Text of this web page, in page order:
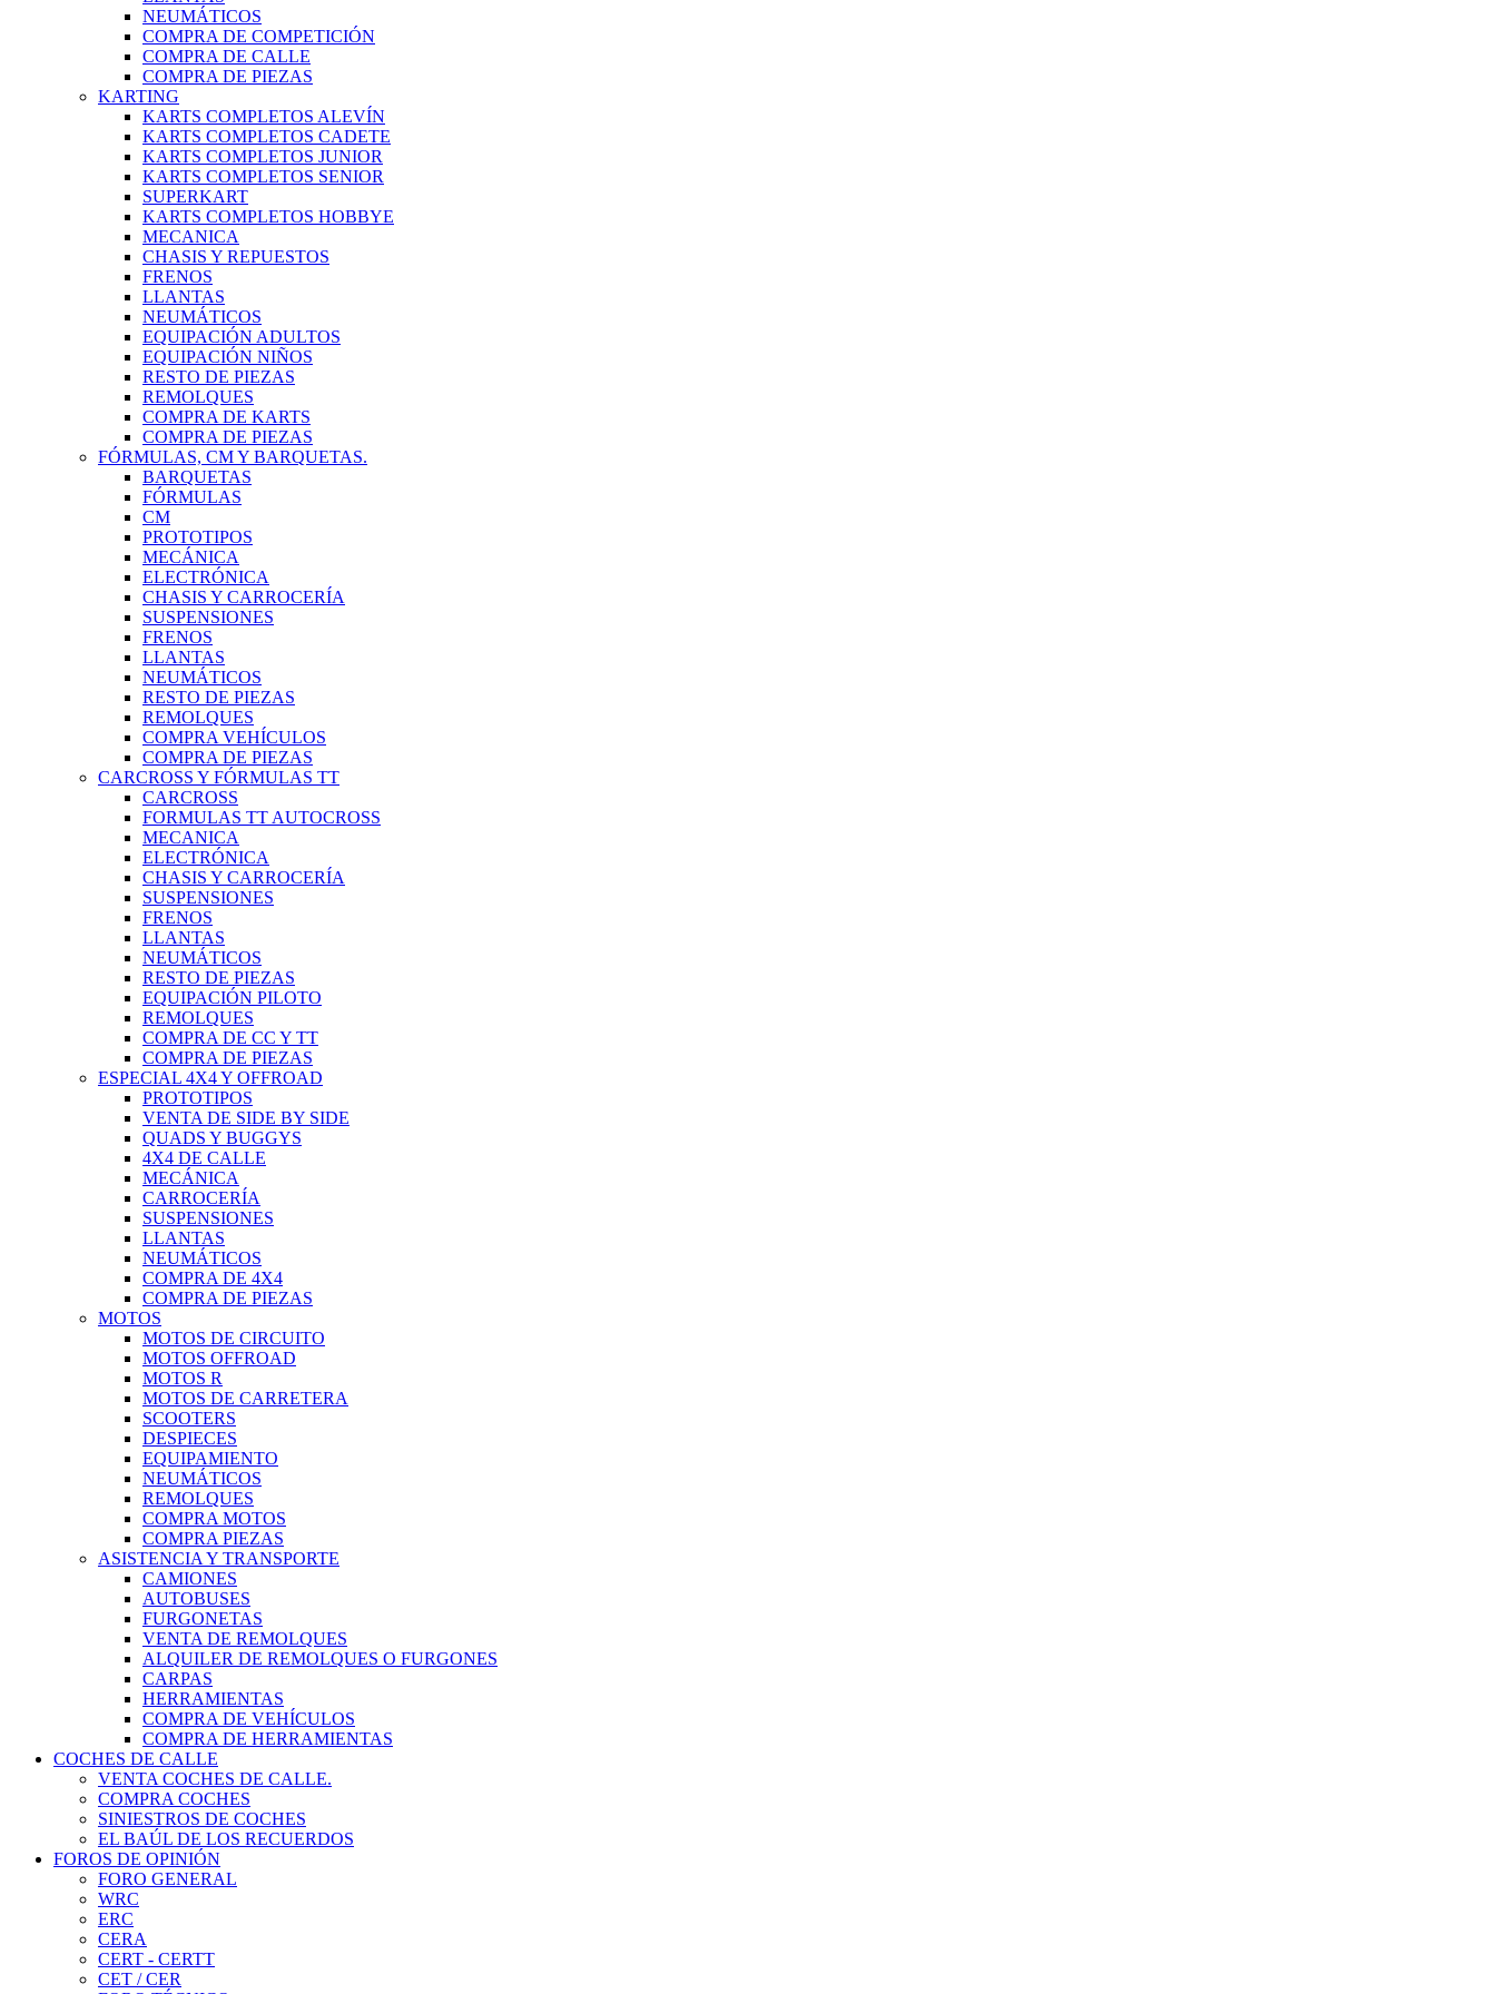
NEUMÁTICOS
COMPRA DE COMPETICIÓN
COMPRA DE CALLE
COMPRA DE PIEZAS
KARTING
KARTS COMPLETOS ALEVÍN
KARTS COMPLETOS CADETE
KARTS COMPLETOS JUNIOR
KARTS COMPLETOS SENIOR
SUPERKART
KARTS COMPLETOS HOBBYE
MECANICA
CHASIS Y REPUESTOS
FRENOS
LLANTAS
NEUMÁTICOS
EQUIPACIÓN ADULTOS
EQUIPACIÓN NIÑOS
RESTO DE PIEZAS
REMOLQUES
COMPRA DE KARTS
COMPRA DE PIEZAS
FÓRMULAS, CM Y BARQUETAS.
BARQUETAS
FÓRMULAS
CM
PROTOTIPOS
MECÁNICA
ELECTRÓNICA
CHASIS Y CARROCERÍA
SUSPENSIONES
FRENOS
LLANTAS
NEUMÁTICOS
RESTO DE PIEZAS
REMOLQUES
COMPRA VEHÍCULOS
COMPRA DE PIEZAS
CARCROSS Y FÓRMULAS TT
CARCROSS
FORMULAS TT AUTOCROSS
MECANICA
ELECTRÓNICA
CHASIS Y CARROCERÍA
SUSPENSIONES
FRENOS
LLANTAS
NEUMÁTICOS
RESTO DE PIEZAS
EQUIPACIÓN PILOTO
REMOLQUES
COMPRA DE CC Y TT
COMPRA DE PIEZAS
ESPECIAL 4X4 Y OFFROAD
PROTOTIPOS
VENTA DE SIDE BY SIDE
QUADS Y BUGGYS
4X4 DE CALLE
MECÁNICA
CARROCERÍA
SUSPENSIONES
LLANTAS
NEUMÁTICOS
COMPRA DE 4X4
COMPRA DE PIEZAS
MOTOS
MOTOS DE CIRCUITO
MOTOS OFFROAD
MOTOS R
MOTOS DE CARRETERA
SCOOTERS
DESPIECES
EQUIPAMIENTO
NEUMÁTICOS
REMOLQUES
COMPRA MOTOS
COMPRA PIEZAS
ASISTENCIA Y TRANSPORTE
CAMIONES
AUTOBUSES
FURGONETAS
VENTA DE REMOLQUES
ALQUILER DE REMOLQUES O FURGONES
CARPAS
HERRAMIENTAS
COMPRA DE VEHÍCULOS
COMPRA DE HERRAMIENTAS
COCHES DE CALLE
VENTA COCHES DE CALLE.
COMPRA COCHES
SINIESTROS DE COCHES
EL BAÚL DE LOS RECUERDOS
FOROS DE OPINIÓN
FORO GENERAL
WRC
ERC
CERA
CERT - CERTT
CET / CER